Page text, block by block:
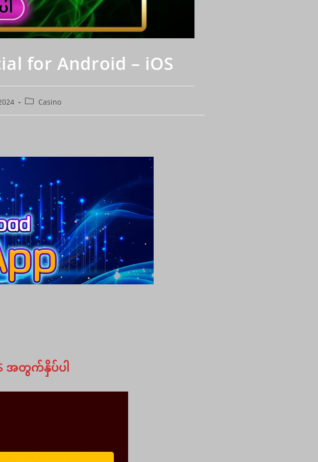
for Android – iOS
Post Casino
အတွက်နှိပ်ပါ